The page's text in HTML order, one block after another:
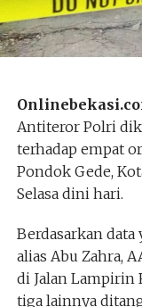
Antiteror Polri
terhadap empat
Pondok Gede,
Selasa dini hari.
Berdasarkan data
alias Abu Zahra,
di Jalan Lampirin
tiga lainnya